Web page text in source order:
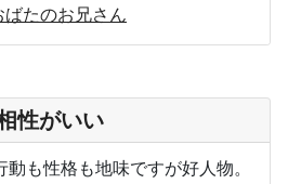
ばたのお兄さん
性がいい
動も性格も地味ですが好人物。